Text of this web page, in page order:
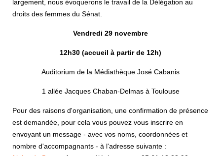
largement, nous évoquerons le travail de la Délégation au
droits des femmes du Sénat.
Vendredi 29 novembre
12h30 (accueil à partir de 12h)
Auditorium de la Médiathèque José Cabanis
1 allée Jacques Chaban-Delmas à Toulouse
Pour des raisons d'organisation, une confirmation de présence
est demandée, pour cela vous pouvez vous inscrire en
envoyant un message - avec vos noms, coordonnées et
nombre d'accompagnants - à l'adresse suivante :